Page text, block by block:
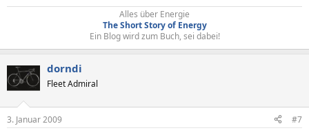
Alles über Energie
The Short Story of Energy
Ein Blog wird zum Buch, sei dabei!​
dorndi
Fleet Admiral
3. Januar 2009 #7